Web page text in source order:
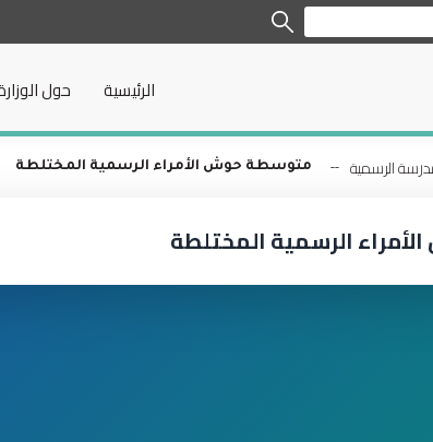
الرئيسية حول
الرسمية متوسطة حوش الأمراء الرسمية المختلطة
الرسمية المختلطة